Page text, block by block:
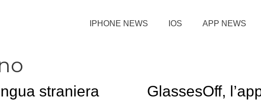
IPHONE NEWS IOS APP NEWS
straniera
GlassesOff,